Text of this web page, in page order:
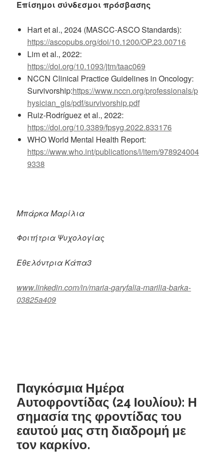
Επίσημοι σύνδεσμοι πρόσβασης
Hart et al., 2024 (MASCC-ASCO Standards):
https://ascopubs.org/doi/10.1200/OP.23.00716
Lim et al., 2022:
https://doi.org/10.1093/jtm/taac069
NCCN Clinical Practice Guidelines in Oncology:
Survivorship:https://www.nccn.org/professionals/p
hysician_gls/pdf/survivorship.pdf
Ruiz-Rodríguez et al., 2022:
https://doi.org/10.3389/fpsyg.2022.833176
WHO World Mental Health Report:
https://www.who.int/publications/i/item/978924004
9338
Μπάρκα Μαρίλια
Φοιτήτρια Ψυχολογίας
Εθελόντρια Κάπα3
www.linkedin.com/in/maria-garyfalia-marilia-barka-
03825a409
Παγκόσμια Ημέρα
Αυτοφροντίδας (24 Ιουλίου): Η
σημασία της φροντίδας του
εαυτού μας στη διαδρομή με
τον καρκίνο.